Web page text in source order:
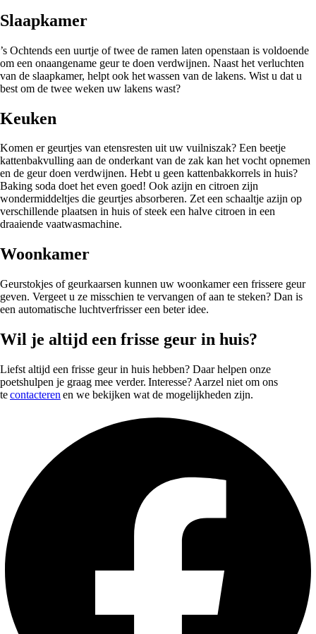
Slaapkamer
’s Ochtends een uurtje of twee de ramen laten openstaan is voldoende
om een onaangename geur te doen verdwijnen. Naast het verluchten
van de slaapkamer, helpt ook het wassen van de lakens. Wist u dat u
best om de twee weken uw lakens wast?
Keuken
Komen er geurtjes van etensresten uit uw vuilniszak? Een beetje
kattenbakvulling aan de onderkant van de zak kan het vocht opnemen
en de geur doen verdwijnen. Hebt u geen kattenbakkorrels in huis?
Baking soda doet het even goed! Ook azijn en citroen zijn
wondermiddeltjes die geurtjes absorberen. Zet een schaaltje azijn op
verschillende plaatsen in huis of steek een halve citroen in een
draaiende vaatwasmachine.
Woonkamer
Geurstokjes of geurkaarsen kunnen uw woonkamer een frissere geur
geven. Vergeet u ze misschien te vervangen of aan te steken? Dan is
een automatische luchtverfrisser een beter idee.
Wil je altijd een frisse geur in huis?
Liefst altijd een frisse geur in huis hebben? Daar helpen onze
poetshulpen je graag mee verder. Interesse? Aarzel niet om ons
tecontacteren en we bekijken wat de mogelijkheden zijn.